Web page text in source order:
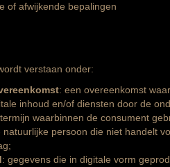
of afwijkende bepalingen
verstaan onder:
: een overeenkomst
inhoud en/of diensten door de
waarbinnen de consument
natuurlijke persoon die niet handelt
: gegevens die in digitale vorm